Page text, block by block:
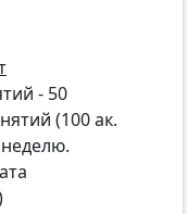
- 50
(100 ак.